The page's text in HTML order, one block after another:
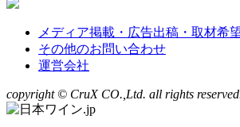
メディア掲載・広告出稿・取材希
その他のお問い合わせ
運営会社
copyright © CruX CO.,Ltd. all rights